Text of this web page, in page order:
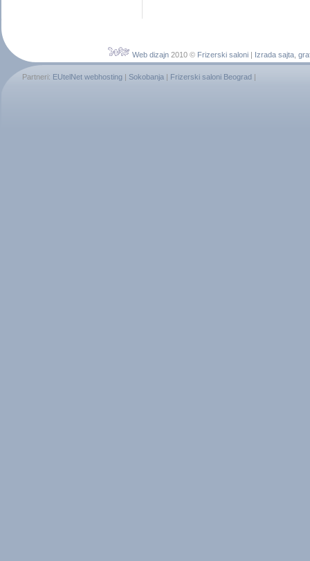
Web dizajn2010 © Frizerski saloni| Izrada sajta,
Partneri: EUtelNet webhosting Sokobanja Frizerski saloni Beograd